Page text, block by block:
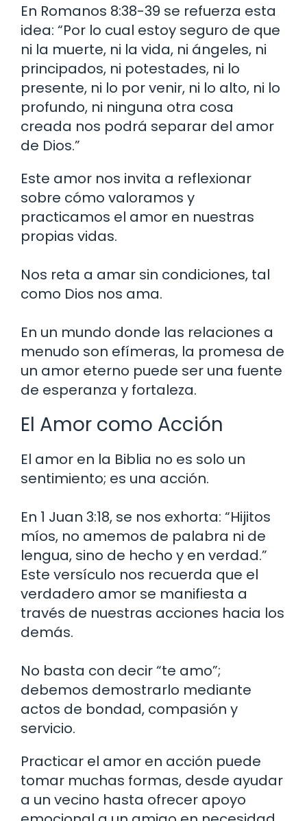
En Romanos 8:38-39 se refuerza esta
idea: “Por lo cual estoy seguro de que
ni la muerte, ni la vida, ni ángeles, ni
principados, ni potestades, ni lo
presente, ni lo por venir, ni lo alto, ni lo
profundo, ni ninguna otra cosa
creada nos podrá separar del amor
de Dios.”
Este amor nos invita a reflexionar
sobre cómo valoramos y
practicamos el amor en nuestras
propias vidas.
Nos reta a amar sin condiciones, tal
como Dios nos ama.
En un mundo donde las relaciones a
menudo son efímeras, la promesa de
un amor eterno puede ser una fuente
de esperanza y fortaleza.
El Amor como Acción
El amor en la Biblia no es solo un
sentimiento; es una acción.
En 1 Juan 3:18, se nos exhorta: “Hijitos
míos, no amemos de palabra ni de
lengua, sino de hecho y en verdad.”
Este versículo nos recuerda que el
verdadero amor se manifiesta a
través de nuestras acciones hacia los
demás.
No basta con decir “te amo”;
debemos demostrarlo mediante
actos de bondad, compasión y
servicio.
Practicar el amor en acción puede
tomar muchas formas, desde ayudar
a un vecino hasta ofrecer apoyo